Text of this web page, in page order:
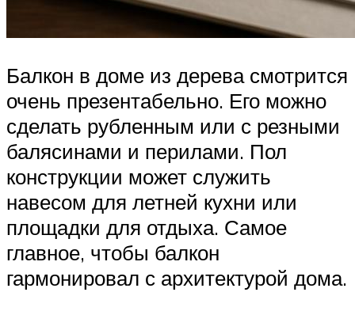
Балкон в доме из дерева смотрится
очень презентабельно. Его можно
сделать рубленным или с резными
балясинами и перилами. Пол
конструкции может служить
навесом для летней кухни или
площадки для отдыха. Самое
главное, чтобы балкон
гармонировал с архитектурой дома.